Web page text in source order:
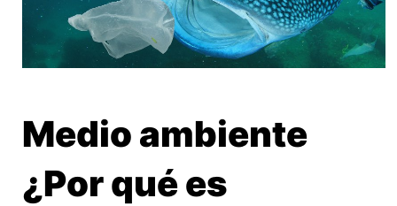
Buscar Enviar
Medio ambiente
¿Por qué es